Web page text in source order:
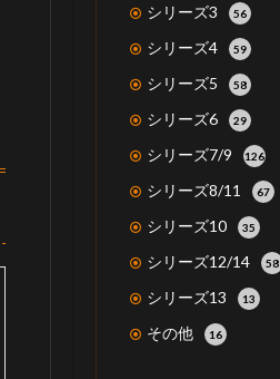
シリーズ3 56
シリーズ4 59
シリーズ5 58
シリーズ6 29
シリーズ7/9 126
シリーズ8/11 67
シリーズ10 35
シリーズ12/14 58
シリーズ13 13
その他 16